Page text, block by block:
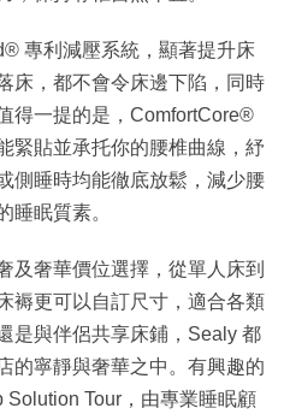
專利減壓系統，顯著提升床
床，都不會令床邊下陷，同時
得一提的是，ComfortCore®
緊貼並承托你的腰椎曲線，紓
側睡時均能徹底放鬆，減少腰
睡眠質素。
及奢華價位選擇，從單人床到
褥更可以自訂尺寸，適合各類
是與伴侶共享床鋪，Sealy 都
的寧靜與奢華之中。有興趣的
Tour，由專業睡眠顧